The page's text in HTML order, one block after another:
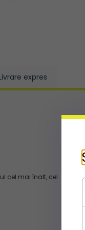
expres
cel mai înalt, cel